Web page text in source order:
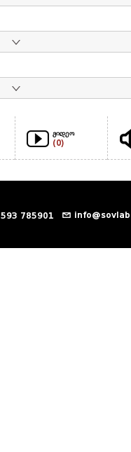
ვიდეო
(0)
593 785901